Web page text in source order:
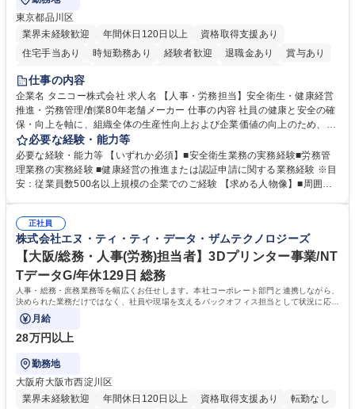
東京都品川区
業界未経験歓迎
年間休日120日以上
資格取得支援あり
住宅手当あり
時短勤務あり 経験者歓迎 退職金あり
賞与あり
完全週休2日制
寮・社宅あり
仕事の内容
企業名 タニコー株式会社 求人名 【人事・労務担当】安全衛生・健康経営
推進・労務管理/創業80年老舗メーカー 仕事の内容 社員の健康と安全の確
保・向上を軸に、組織全体の生産性向上および企業価値の向上のため、経
営層と密接に連携しながら、定型業務にとどまらず、制度設計や施策立案
などの上流工程から関与していただきます。 【主な業務内容】■安全衛生
業務（ストレスチェック、健康診断の運用、産業医との連携 など）■健康
経営認証取得に向けた企画・推進■労務管理（労働時間の分析、労働環境
を底上げすべく、ともにご活躍いただける方の増員募集となります。 募集
職種 【人事・労務担当】安全衛生・健康経営推進・労務管理/創業80年老
舗メーカー
必要な経験・能力等
必要な経験・能力等 【いずれか必須】■安全衛生業務の実務経験■労務管
理業務の実務経験 ■健康経営の推進または認証申請に関する業務経験 ※目
安：従業員数500名以上規模の企業でのご経験 【求める人物像】■周囲
部門と連携しながら業務を推進できる方■Excelや労務管理システムの実務
使用経験をお持ちの方 学歴・資格 学歴：大学院 大学 高専 短大 専修学校
高校 語学力： 資格：
正社員
株式会社エヌ・ティ・ティ・データ・ザムテクノロジーズ
【大阪/総務・人事(労務)担当者】3Dプリンター事業/NT
TデータG/年休129日 総務
人事・総務・庶務業務等を幅広くお任せします。本社コーポレート部門と連携しながら、
決められた業務だけではなく、社員や現場を支えるバックオフィス担当として状況に応じ
て柔軟に対応いただくことを期待します。
月給
28万円以上
勤務地
大阪府大阪市西淀川区
業界未経験歓迎
年間休日120日以上 資格取得支援あり
転勤なし